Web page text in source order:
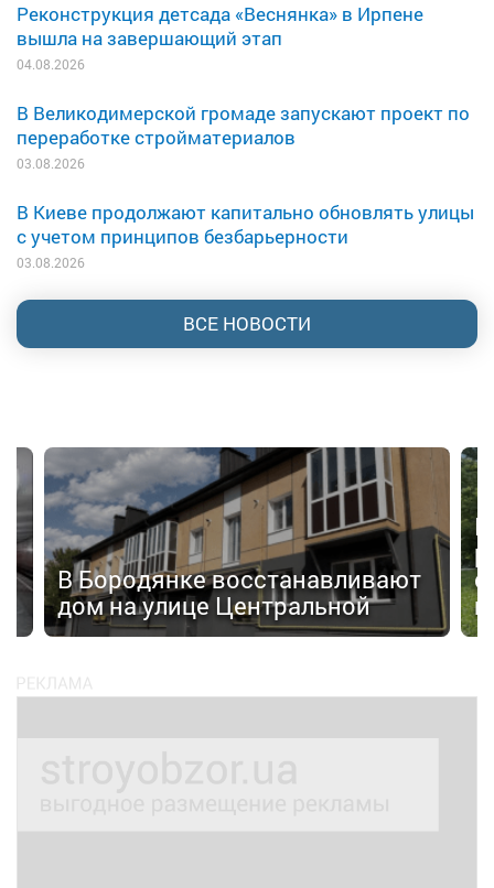
Реконструкция детсада «Веснянка» в Ирпене
вышла на завершающий этап
04.08.2026
В Великодимерской громаде запускают проект по
переработке стройматериалов
03.08.2026
В Киеве продолжают капитально обновлять улицы
с учетом принципов безбарьерности
03.08.2026
ВСЕ НОВОСТИ
В Бородянке восстанавливают
дом на улице Центральной